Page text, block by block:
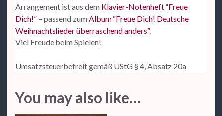
Arrangement ist aus dem Klavier-Notenheft “Freue
Dich!” – passend zum Album “Freue Dich! Deutsche
Weihnachtslieder überraschend anders”.
Viel Freude beim Spielen!
Umsatzsteuerbefreit gemäß UStG § 4, Absatz 20a
You may also like…